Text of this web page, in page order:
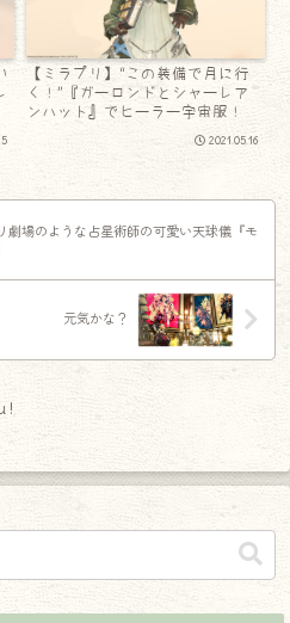
【ミラプリ】“この装備で月に行
く！”『ガーロンドとシャーレア
ンハット』でヒーラー宇宙服！
2021.05.16
劇場のような占星術師の可愛い天球儀『モ
元気かな？
!